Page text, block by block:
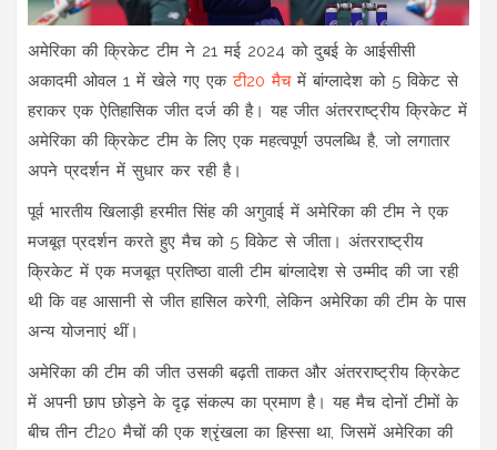
अमेरिका की क्रिकेट टीम ने 21 मई 2024 को दुबई के आईसीसी
अकादमी ओवल 1 में खेले गए एकटी20 मैचमें बांग्लादेश को 5 विकेट से
हराकर एक ऐतिहासिक जीत दर्ज की है। यह जीत अंतरराष्ट्रीय क्रिकेट में
अमेरिका की क्रिकेट टीम के लिए एक महत्वपूर्ण उपलब्धि है, जो लगातार
अपने प्रदर्शन में सुधार कर रही है।
पूर्व भारतीय खिलाड़ी हरमीत सिंह की अगुवाई में अमेरिका की टीम ने एक
मजबूत प्रदर्शन करते हुए मैच को 5 विकेट से जीता। अंतरराष्ट्रीय
क्रिकेट में एक मजबूत प्रतिष्ठा वाली टीम बांग्लादेश से उम्मीद की जा रही
थी कि वह आसानी से जीत हासिल करेगी, लेकिन अमेरिका की टीम के पास
अन्य योजनाएं थीं।
अमेरिका की टीम की जीत उसकी बढ़ती ताकत और अंतरराष्ट्रीय क्रिकेट
में अपनी छाप छोड़ने के दृढ़ संकल्प का प्रमाण है। यह मैच दोनों टीमों के
बीच तीन टी20 मैचों की एक श्रृंखला का हिस्सा था, जिसमें अमेरिका की